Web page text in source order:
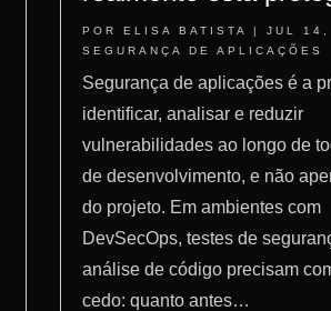
PORELISA BATISTA |JUL 14,
SEGURANÇA DE APLICAÇÕES
Segurança de aplicações é a
identificar, analisar e reduzir
vulnerabilidades ao longo de
de desenvolvimento, e não
do projeto. Em ambientes com
DevSecOps, testes de
análise de código precisam
cedo: quanto antes…